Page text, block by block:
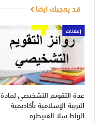
قد يعجبك ايضا
إعلانات
عدة التقويم التشخيصي لمادة
التربية الإسلامية بأكاديمية
الرباط سلا القنيطرة